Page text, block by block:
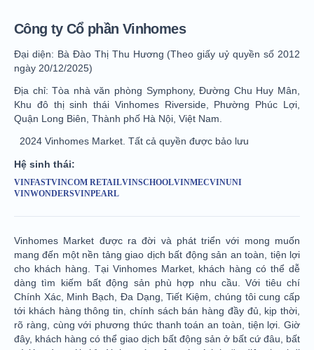
Vinhomes Market được ra đời và phát triển với mong muốn
mang đến một nền tảng giao dịch bất động sản an toàn, tiện lợi
cho khách hàng. Tại Vinhomes Market, khách hàng có thể dễ
dàng tìm kiếm bất động sản phù hợp nhu cầu. Với tiêu chí
Chính Xác, Minh Bạch, Đa Dạng, Tiết Kiệm, chúng tôi cung cấp
tới khách hàng thông tin, chính sách bán hàng đầy đủ, kịp thời,
rõ ràng, cùng với phương thức thanh toán an toàn, tiện lợi. Giờ
đây, khách hàng có thể giao dịch bất động sản ở bất cứ đâu, bất
Công ty Cổ phần Vinhomes
Đại diện: Bà Đào Thị Thu Hương (Theo giấy uỷ quyền số 2012
ngày 20/12/2025)
Địa chỉ: Tòa nhà văn phòng Symphony, Đường Chu Huy Mân,
Khu đô thị sinh thái Vinhomes Riverside, Phường Phúc Lợi,
Quận Long Biên, Thành phố Hà Nội, Việt Nam.
2024 Vinhomes Market. Tất cả quyền được bảo lưu
Hệ sinh thái:
VINFASTVINCOM RETAILVINSCHOOLVINMECVINUNI
VINWONDERSVINPEARL